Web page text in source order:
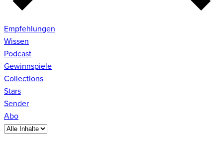
Empfehlungen
Wissen
Podcast
Gewinnspiele
Collections
Stars
Sender
Abo